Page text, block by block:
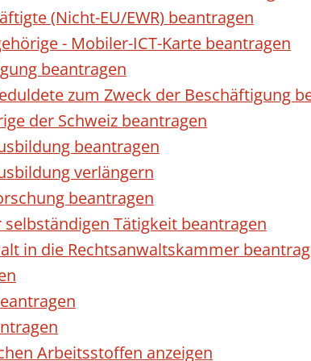
(Nicht-EU/EWR) beantragen
- Mobiler-ICT-Karte beantragen
beantragen
zum Zweck der Beschäftigung
der Schweiz beantragen
beantragen
verlängern
beantragen
Tätigkeit beantragen
in die Rechtsanwaltskammer
Arbeitsstoffen anzeigen